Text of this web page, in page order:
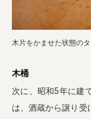
木片をかませた状態のタ
木桶
次に、昭和5年に建
は、酒蔵から譲り受